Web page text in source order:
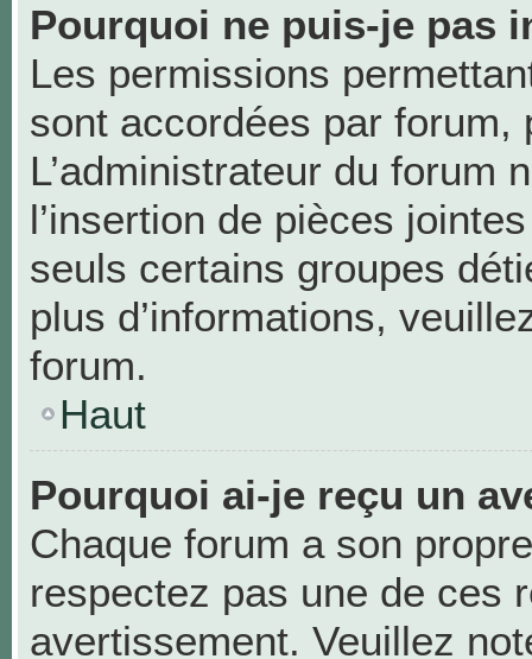
Pourquoi ne puis-je pas
Les permissions
sont accordées par forum,
L’administrateur du forum
l’insertion de pièces
seuls certains groupes
plus d’informations,
forum.
Haut
Pourquoi ai-je reçu un
Chaque forum a son
respectez pas une de ces
avertissement. Veuillez